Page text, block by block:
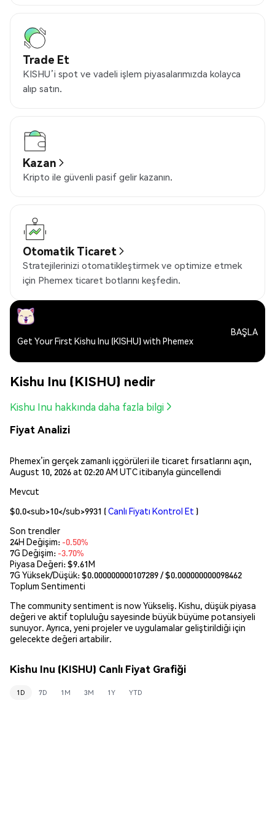
Trade Et
KISHU’i spot ve vadeli işlem piyasalarımızda kolayca
alıp satın.
Kazan
Kripto ile güvenli pasif gelir kazanın.
Otomatik Ticaret
Stratejilerinizi otomatikleştirmek ve optimize etmek
için Phemex ticaret botlarını keşfedin.
Get Your First Kishu Inu (KISHU) with Phemex
BAŞLA
Kishu Inu (KISHU) nedir
Kishu Inu hakkında daha fazla bilgi
Fiyat Analizi
Phemex’in gerçek zamanlı içgörüleri ile ticaret fırsatlarını açın,
August 10, 2026 at 02:20 AM UTC itibarıyla güncellendi
Mevcut
$0.0<sub>10</sub>9931 (Canlı Fiyatı Kontrol Et )
Son trendler
24H Değişim: -0.50%
7G Değişim: -3.70%
Piyasa Değeri:$9.61M
7G Yüksek/Düşük: $0.000000000107289 / $0.000000000098462
Toplum Sentimenti
The community sentiment is now Yükseliş. Kishu, düşük piyasa
değeri ve aktif topluluğu sayesinde büyük büyüme potansiyeli
sunuyor. Ayrıca, yeni projeler ve uygulamalar geliştirildiği için
gelecekte değeri artabilir.
Kishu Inu (KISHU) Canlı Fiyat Grafiği
1D 7D 1M 3M 1Y YTD